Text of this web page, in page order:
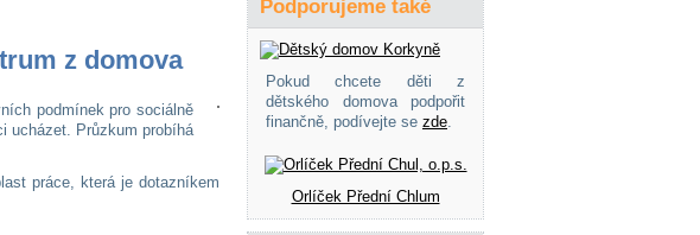
z domova
podmínek pro sociálně
ucházet. Průzkum probíhá
práce, která je dotazníkem
Podporujeme také
Pokud chcete děti z
dětského domova podpořit
finančně, podívejte se zde.
Orlíček Přední Chlum